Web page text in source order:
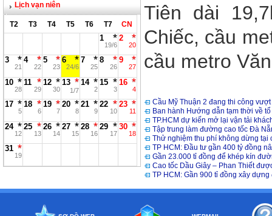
Lịch vạn niên
T2 T3 T4 T5 T6 T7 CN
1
19/6
2
20
3
21
4
22
5
23
6
24/6
7
25
8
26
9
27
10
28
11
29
12
30
13
1/7
14
2
15
3
16
4
17
5
18
6
19
7
20
8
21
9
22
10
23
11
24
12
25
13
26
14
27
15
28
16
29
17
30
18
31
19
Tiên dài
Chiếc, cầu
cầu metro
Cầu Mỹ Thuận 2 đang thi công
Ban hành Hướng dẫn tạm thời về
TP.HCM dự kiến mở lại vận tải
Tập trung làm đường cao tốc Đà
Thử nghiệm thu phí không dừng tại
TP HCM: Đầu tư gần 400 tỷ đồng
Gần 23.000 tỉ đồng để khép kín
Cao tốc Dầu Giây – Phan Thiết
TP HCM: Gần 900 tỉ đồng xây